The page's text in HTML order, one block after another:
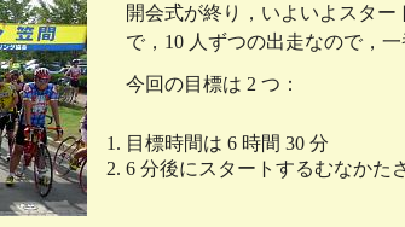
開会式が終り，いよいよスター
で，10 人ずつの出走なので，
今回の目標は 2 つ：
目標時間は 6 時間 30 分
6 分後にスタートするむなかた